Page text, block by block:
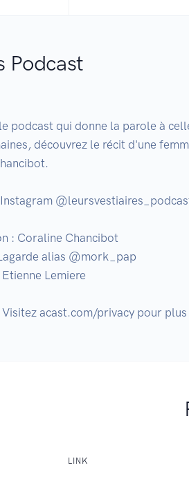
Podcast
podcast qui donne la parole à
découvrez le récit d'une
: Coraline Chancibot
alias @mork_pap
Lemiere
LINK